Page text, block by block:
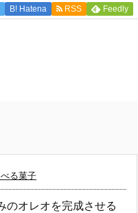
B! Hatena RSS Feedly
る菓子
のオレオを完成させる